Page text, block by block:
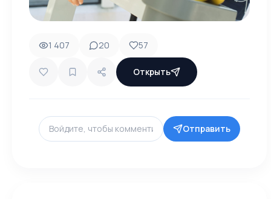
1 407 20 57
Открыть
Отправить